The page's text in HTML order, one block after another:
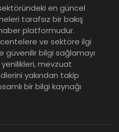
ANA Sigorta Satış
Olarak Atandı
tercihi bölünüyor:
kısa vadeyi, koruma
vadeyi tutuyor
en güncel
tarafsız bir bakış
haber platformudur.
ve sektöre ilgi
güvenilir bilgi sağlamayı
yenilikleri, mevzuat
yakından takip
bir bilgi kaynağı